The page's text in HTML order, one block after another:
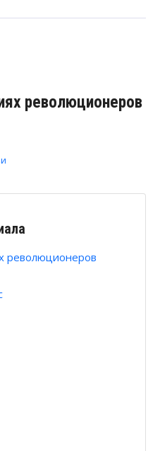
революционеров
революционеров